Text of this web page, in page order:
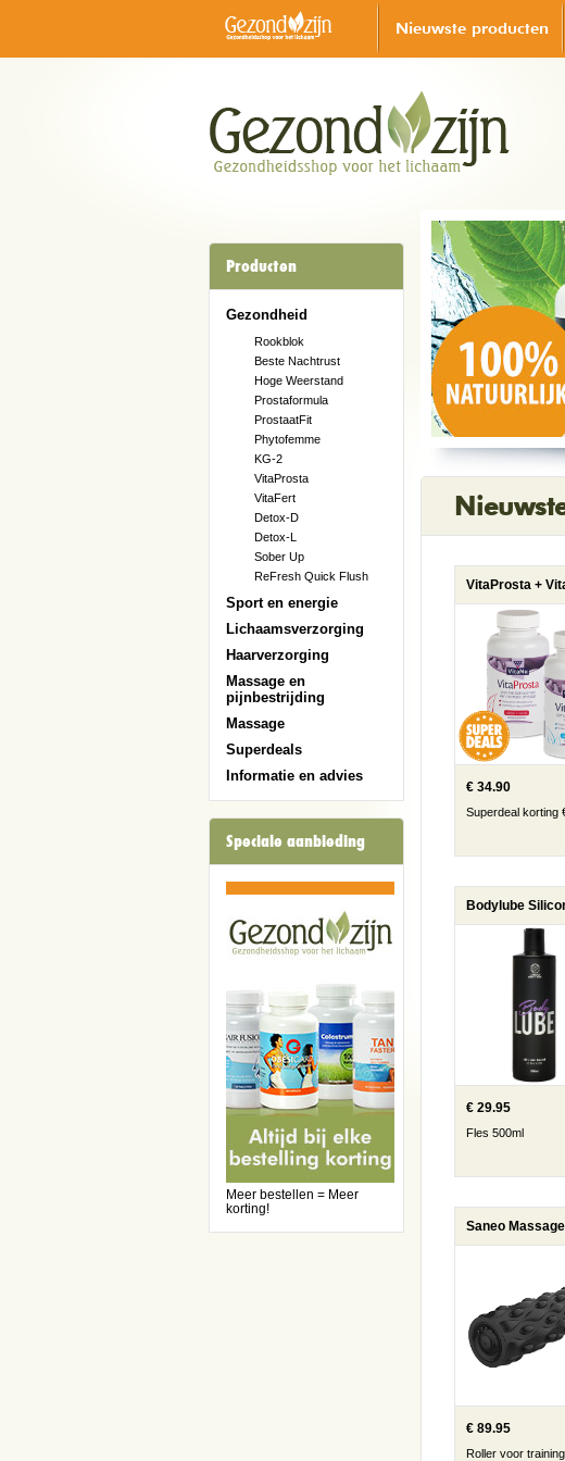
Nieuwste producten
Producten
Gezondheid
Rookblok
Beste Nachtrust
Hoge Weerstand
Prostaformula
ProstaatFit
Phytofemme
KG-2
VitaProsta
VitaFert
Detox-D
Detox-L
Sober Up
ReFresh Quick Flush
Sport en energie
Lichaamsverzorging
Haarverzorging
Massage en
pijnbestrijding
Massage
Superdeals
Informatie en advies
Speciale aanbieding
Meer bestellen = Meer
korting!
VitaProsta +
€ 34.90
Superdeal korting
€ 29.95
Fles 500ml
Saneo
€ 89.95
Roller voor training,